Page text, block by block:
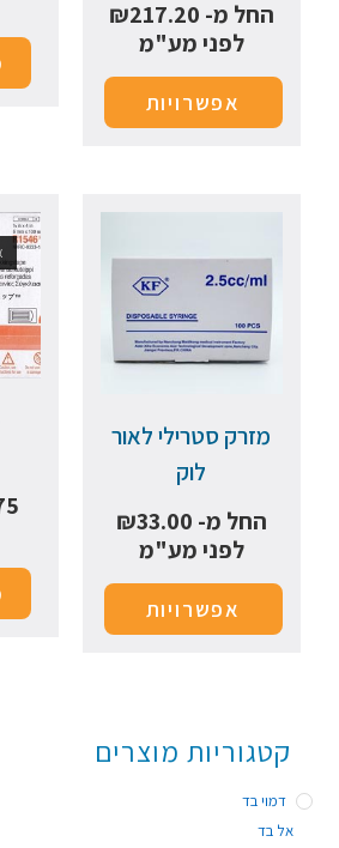
החל מ- ₪217.20
לפני מע"מ
אפשרויות
מזרק סטרילי לאור
לוק
החל מ-
₪33.00
לפני מע"מ
אפשרויות
קטגוריות מוצרים
דמוי בד
אל בד